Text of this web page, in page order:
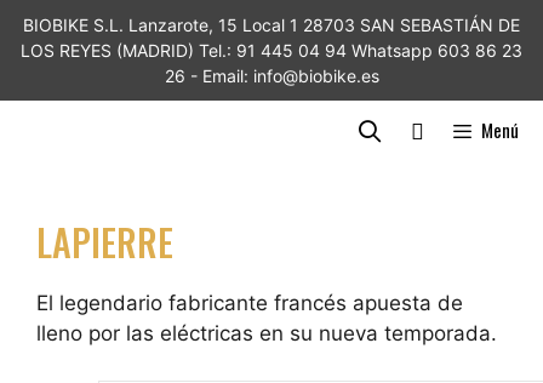
Saltar
BIOBIKE S.L. Lanzarote, 15 Local 1 28703 SAN SEBASTIÁN DE
LOS REYES (MADRID) Tel.: 91 445 04 94 Whatsapp 603 86 23
26 - Email: info@biobike.es
Menú
LAPIERRE
El legendario fabricante francés apuesta de
lleno por las eléctricas en su nueva temporada.